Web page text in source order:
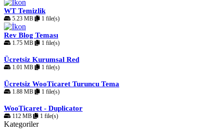
WT Temizlik
5.23 MB 1 file(s)
Rev Blog Teması
1.75 MB 1 file(s)
Ücretsiz Kurumsal Red
1.01 MB 1 file(s)
Ücretsiz WooTicaret Turuncu Tema
1.88 MB 1 file(s)
WooTicaret - Duplicator
112 MB 1 file(s)
Kategoriler